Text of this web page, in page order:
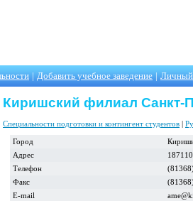
| Добавить учебное заведение | Личный
Киришский филиал Санкт-
Специальности подготовки и контингент студентов
Город
Адрес
Телефон
Факс
E-mail